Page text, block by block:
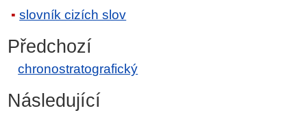
slovník cizích slov
Předchozí
chronostratografický
Následující